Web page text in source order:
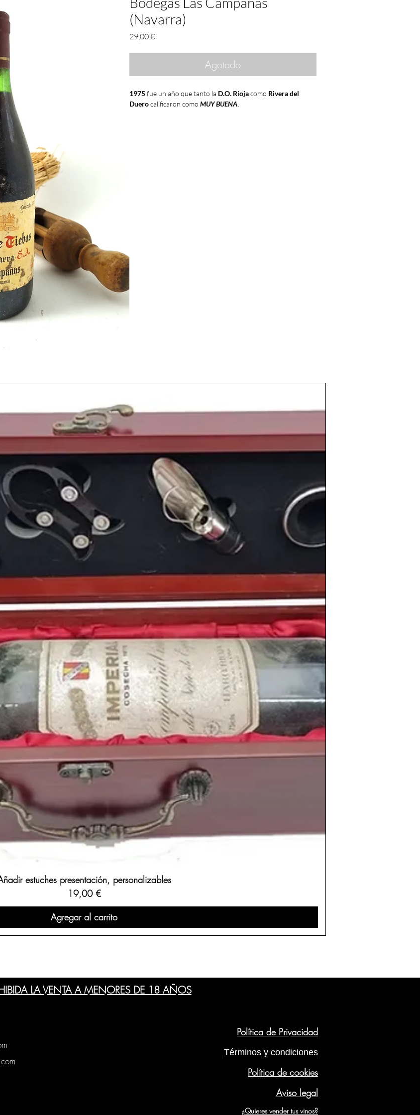
(Navarra)
29,00 €Precio
Agotado
1975fue un año que tanto la D.O. Riojacomo Rivera del
Duerocalificaron como MUY BUENA
muchas pequeñasviñas y bodegueros.
Un año recordado por el
de
tenista negro que gana el Campeonato de Wimbledon
ser el año de nacimiento de personas tan conocidas como el
actor estadounidenseBradley Cooper
, la actriz
estadounidense
Arturo Valls, el exfutbolista español
españolJosé Luis Martínez-Almeida
ganador del Tour de Francia 2008
Puedes encontrar más información de los de lacosecha
y otros años en
nuestro blog: https://www.periodicoshistoricos.com/blog
estuches presentación, personalizables
Precio
19,00 €
Agregar al carrito
LA VENTA A MENORES DE 18 AÑOS
Política de Privacidad
Términos y condiciones
Política de cookies
Aviso legal
¿Quieres vender tus vinos?